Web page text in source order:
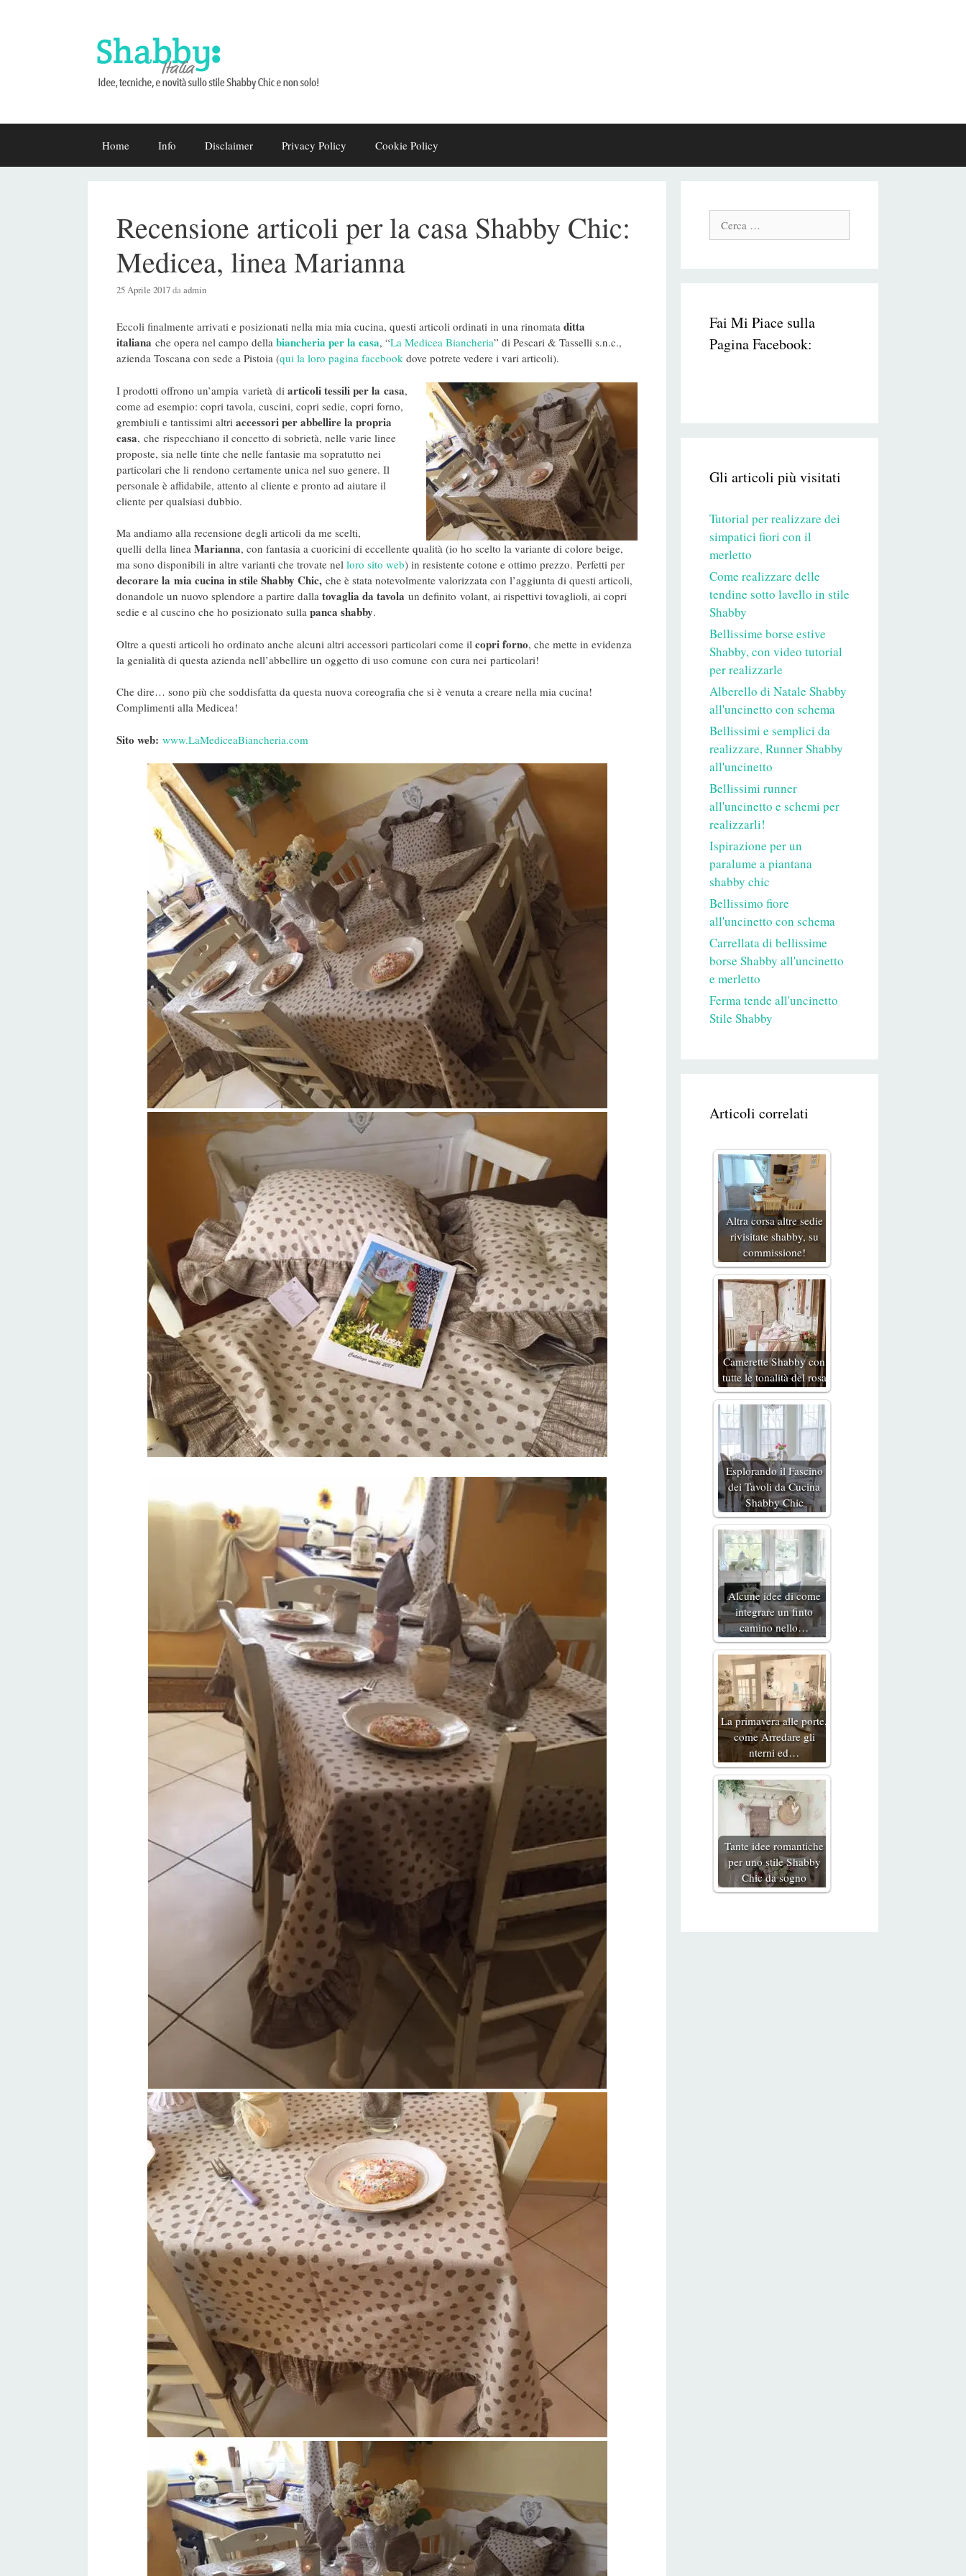
Home Info Disclaimer Privacy Policy Cookie Policy
Recensione articoli per la casa Shabby Chic:
Medicea, linea Marianna
25 Aprile 2017daadmin
Eccoli finalmente arrivati e posizionati nella mia mia cucina, questi articoli ordinati in una rinomata ditta
italiana che opera nel campo della biancheria per la casa, “La Medicea Biancheria” di Pescari & Tasselli s.n.c.,
azienda Toscana con sede a Pistoia (qui la loro pagina facebook dove potrete vedere i vari articoli).
I prodotti offrono un’ampia varietà di articoli tessili per la casa,
come ad esempio: copri tavola, cuscini, copri sedie, copri forno,
grembiuli e tantissimi altri accessori per abbellire la propria
casa, che rispecchiano il concetto di sobrietà, nelle varie linee
proposte, sia nelle tinte che nelle fantasie ma sopratutto nei
particolari che li rendono certamente unica nel suo genere. Il
personale è affidabile, attento al cliente e pronto ad aiutare il
cliente per qualsiasi dubbio.
Ma andiamo alla recensione degli articoli da me scelti,
quelli della linea Marianna, con fantasia a cuoricini di eccellente qualità (io ho scelto la variante di colore beige,
ma sono disponibili in altre varianti che trovate nel loro sito web) in resistente cotone e ottimo prezzo. Perfetti per
decorare la mia cucina in stile Shabby Chic, che è stata notevolmente valorizzata con l’aggiunta di questi articoli,
donandole un nuovo splendore a partire dalla tovaglia da tavola un definito volant, ai rispettivi tovaglioli, ai copri
sedie e al cuscino che ho posizionato sulla panca shabby.
Oltre a questi articoli ho ordinato anche alcuni altri accessori particolari come il copri forno, che mette in evidenza
la genialità di questa azienda nell’abbellire un oggetto di uso comune con cura nei particolari!
Che dire… sono più che soddisfatta da questa nuova coreografia che si è venuta a creare nella mia cucina!
Complimenti alla Medicea!
Sito web: www.LaMediceaBiancheria.com
Cerca:
Fai Mi Piace sulla
Pagina Facebook:
Gli articoli più visitati
Tutorial per realizzare dei
simpatici fiori con il
merletto
Come realizzare delle
tendine sotto lavello in stile
Shabby
Bellissime borse estive
Shabby, con video tutorial
per realizzarle
Alberello di Natale Shabby
all'uncinetto con schema
Bellissimi e semplici da
realizzare, Runner Shabby
all'uncinetto
Bellissimi runner
all'uncinetto e schemi per
realizzarli!
Ispirazione per un
paralume a piantana
shabby chic
Bellissimo fiore
all'uncinetto con schema
Carrellata di bellissime
borse Shabby all'uncinetto
e merletto
Ferma tende all'uncinetto
Stile Shabby
Articoli correlati
Altra corsa altre sedie
rivisitate shabby, su
commissione!
Camerette Shabby con
tutte le tonalità del rosa
Esplorando il Fascino
dei Tavoli da Cucina
Shabby Chic
Alcune idee di come
integrare un finto
camino nello…
La primavera alle porte,
come Arredare gli
nterni ed…
Tante idee romantiche
per uno stile Shabby
Chic da sogno